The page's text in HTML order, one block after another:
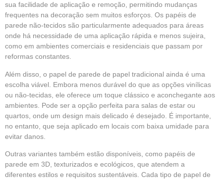
sua facilidade de aplicação e remoção, permitindo mudanças
frequentes na decoração sem muitos esforços. Os papéis de
parede não-tecidos são particularmente adequados para áreas
onde há necessidade de uma aplicação rápida e menos sujeira,
como em ambientes comerciais e residenciais que passam por
reformas constantes.
Além disso, o papel de parede de papel tradicional ainda é uma
escolha viável. Embora menos durável do que as opções vinílicas
ou não-tecidas, ele oferece um toque clássico e aconchegante aos
ambientes. Pode ser a opção perfeita para salas de estar ou
quartos, onde um design mais delicado é desejado. É importante,
no entanto, que seja aplicado em locais com baixa umidade para
evitar danos.
Outras variantes também estão disponíveis, como papéis de
parede em 3D, texturizados e ecológicos, que atendem a
diferentes estilos e requisitos sustentáveis. Cada tipo de papel de